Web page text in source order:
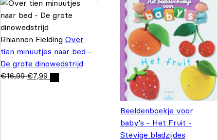
Rhiannon Fielding Over
tien minuutjes naar bed -
De grote dinowedstrijd
€16,99 €7,99
Beeldenboekje voor
baby's - Het Fruit -
Stevige bladzijdes